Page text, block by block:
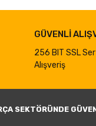
GÜVENLİ
256 BIT SSL
Alışveriş
SEKTÖRÜNDE